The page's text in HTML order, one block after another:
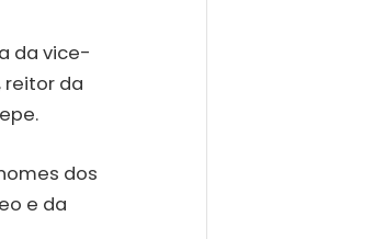
da vice-
reitor da
dos
e da